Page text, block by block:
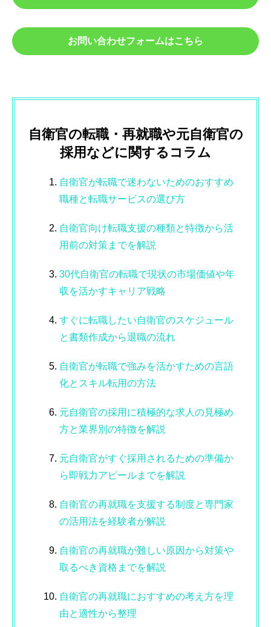
お問い合わせフォームはこちら
自衛官の転職・再就職や元自衛官の
採用などに関するコラム
自衛官が転職で迷わないためのおすすめ
職種と転職サービスの選び方
自衛官向け転職支援の種類と特徴から活
用前の対策までを解説
30代自衛官の転職で現状の市場価値や年
収を活かすキャリア戦略
すぐに転職したい自衛官のスケジュール
と書類作成から退職の流れ
自衛官が転職で強みを活かすための言語
化とスキル転用の方法
元自衛官の採用に積極的な求人の見極め
方と業界別の特徴を解説
元自衛官がすぐ採用されるための準備か
ら即戦力アピールまでを解説
自衛官の再就職を支援する制度と専門家
の活用法を経験者が解説
自衛官の再就職が難しい原因から対策や
取るべき資格までを解説
自衛官の再就職におすすめの考え方を理
由と適性から整理